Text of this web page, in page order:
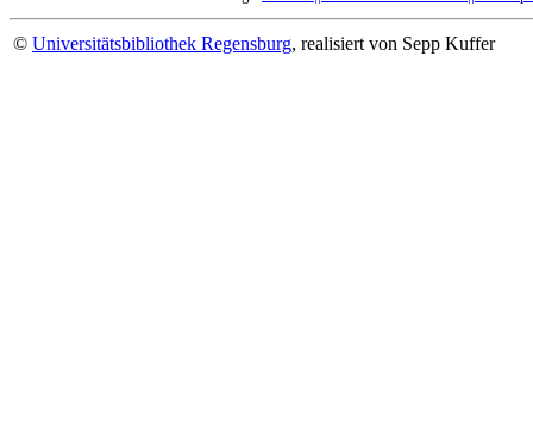
© Universitätsbibliothek Regensburg, realisiert von Sepp Kuffer